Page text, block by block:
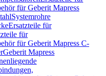
für Geberit Mapress
Systemrohre
Ersatzteile für
für
für Geberit Mapress C-
Geberit Mapress